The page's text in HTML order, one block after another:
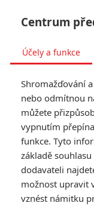
Jurský
efekty
Napsal:Anarvin,
Centrum
Účely a funkce
Shromažďování
nebo odmítnou
můžete
vypnutím
funkce. Tyto
základě
dodavateli
možnost upravit
vznést námitku